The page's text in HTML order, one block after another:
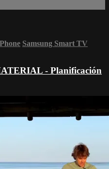
Samsung Smart TV
- Planificación